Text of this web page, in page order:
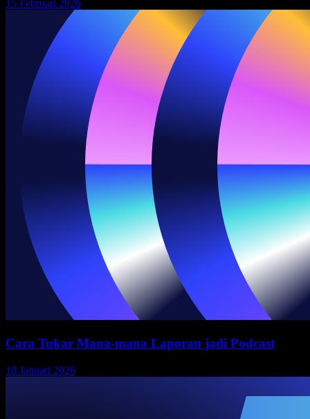
15 Februari 2026
Cara Tukar Mana-mana Laporan jadi Podcast
18 Januari 2026